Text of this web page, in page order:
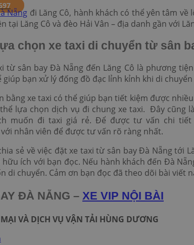
Nẵng đi Lăng Cô, hành khách có thể yên tâm
tại Lăng Cô và đèo Hải Vân – địa danh gần với
chọn xe taxi di chuyển từ sân
từ sân bay Đà Nẵng đến Lăng Cô là phương
bạn xử lý đống đồ đạc lỉnh kỉnh khi di chuyển
bằng xe taxi có thể giúp bạn tiết kiệm được
lựa chọn dịch vụ đi chung xe taxi. Đây cũng
muốn đi taxi giá rẻ. Để được tư vấn chi
nhân viên để được tư vấn rõ ràng nhất.
sẻ về việc đặt xe taxi từ sân bay Đà Nẵng tới
ích với bạn đọc. Nếu hành khách đến Đà
di chuyển. Cảm ơn bạn đọc đã theo dõi bài viết
ĐÀ NẴNG – XE VIP NỘI BÀI
VÀ DỊCH VỤ VẬN TẢI HÙNG DƯƠNG